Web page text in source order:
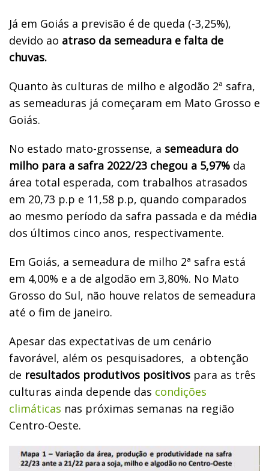
Já em Goiás a previsão é de queda (-3,25%),
devido ao atraso da semeadura e falta de
chuvas.
Quanto às culturas de milho e algodão 2ª safra,
as semeaduras já começaram em Mato Grosso e
Goiás.
No estado mato-grossense, a semeadura do
milho para a safra 2022/23 chegou a 5,97% da
área total esperada, com trabalhos atrasados
em 20,73 p.p e 11,58 p.p, quando comparados
ao mesmo período da safra passada e da média
dos últimos cinco anos, respectivamente.
Em Goiás, a semeadura de milho 2ª safra está
em 4,00% e a de algodão em 3,80%. No Mato
Grosso do Sul, não houve relatos de semeadura
até o fim de janeiro.
Apesar das expectativas de um cenário
favorável, além os pesquisadores, a obtenção
de resultados produtivos positivos para as três
culturas ainda depende das condições
climáticas nas próximas semanas na região
Centro-Oeste.